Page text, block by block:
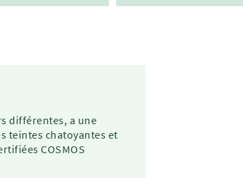
différentes, a une
teintes chatoyantes et
COSMOS